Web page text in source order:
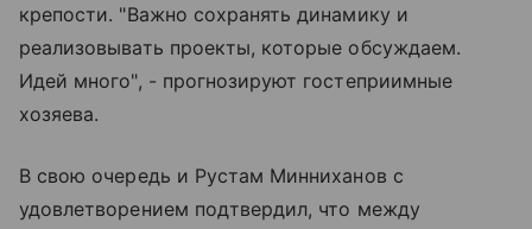
крепости. "Важно сохранять динамику и
реализовывать проекты, которые обсуждаем.
Идей много", - прогнозируют гостеприимные
хозяева.
В свою очередь и Рустам Минниханов с
удовлетворением подтвердил, что между